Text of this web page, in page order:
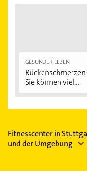
GESÜNDER LEBEN
Rückenschmerzen:
Sie können viel...
Fitnesscenter in
und der Umgebung